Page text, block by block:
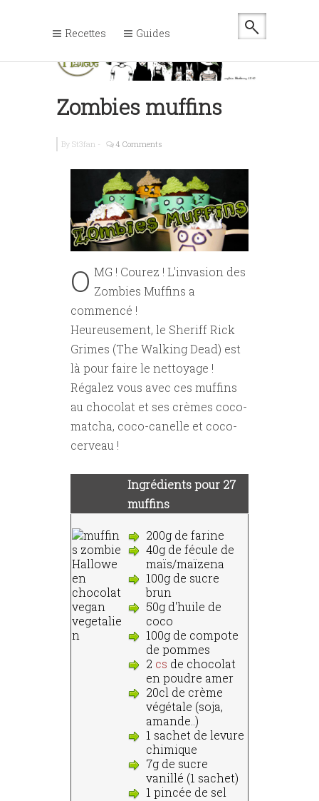
Recettes Guides
Zombies muffins
By St3fan - 4 Comments
O MG ! Courez ! L'invasion des
Zombies Muffins a
commencé !
Heureusement, le Sheriff Rick
Grimes (The Walking Dead) est
là pour faire le nettoyage !
Régalez vous avec ces muffins
au chocolat et ses crèmes coco-
matcha, coco-canelle et coco-
cerveau !
Ingrédients pour 27
muffins
200g de farine
40g de fécule de
maïs/maïzena
100g de sucre
brun
50g d'huile de
coco
100g de compote
de pommes
2 cs de chocolat
en poudre amer
20cl de crème
végétale (soja,
amande..)
1 sachet de levure
chimique
7g de sucre
vanillé (1 sachet)
1 pincée de sel